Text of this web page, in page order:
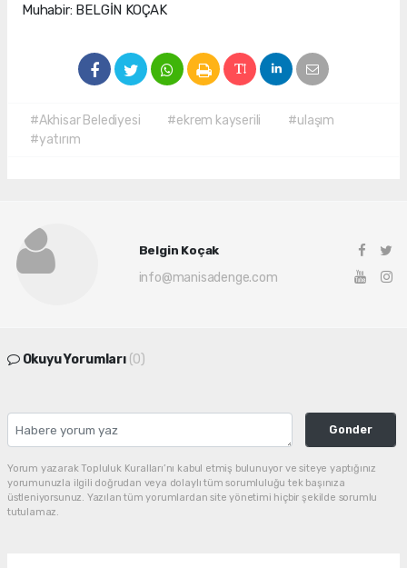
Muhabir: BELGİN KOÇAK
#Akhisar Belediyesi #ekrem kayserili
#ulaşım
#yatırım
Belgin Koçak
info@manisadenge.com
Okuyu Yorumları (0)
Gonder
Yorum yazarak Topluluk Kuralları’nı kabul etmiş bulunuyor ve siteye yaptığınız
yorumunuzla ilgili doğrudan veya dolaylı tüm sorumluluğu tek başınıza
üstleniyorsunuz. Yazılan tüm yorumlardan site yönetimi hiçbir şekilde sorumlu
tutulamaz.